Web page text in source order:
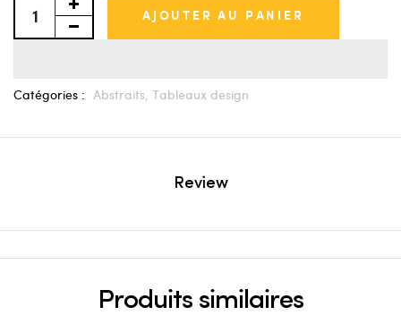
AJOUTER AU PANIER
Catégories : Abstraits, Tableaux design
Review
Produits similaires